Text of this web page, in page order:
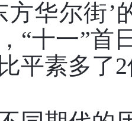
方华尔街
“十一”首
平素多了